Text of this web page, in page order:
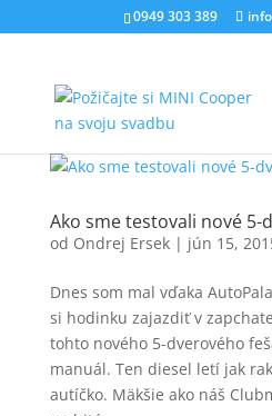
0949 303 389
Ako sme testovali nové 5-
od Ondrej Ersek| jún 15,
Dnes som mal vďaka
si hodinku zajazdiť v
tohto nového 5-dverového
manuál. Ten diesel letí jak
autíčko. Mäkšie ako náš